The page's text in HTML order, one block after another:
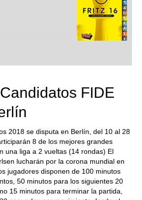
FIDE
2018 se disputa en Berlín, del 10 al 28
8 de los mejores grandes
una liga a 2 vueltas (14 rondas) El
lucharán por la corona mundial en
jugadores disponen de 100 minutos
50 minutos para los siguientes 20
15 minutos para terminar la partida,